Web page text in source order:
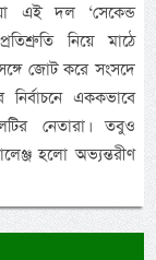
এই দল ‘সেকেন্ড
নিয়ে মাঠে
জোট করে সংসদে
এককভাবে
নেতারা। তবুও
হলো অভ্যন্তরীণ